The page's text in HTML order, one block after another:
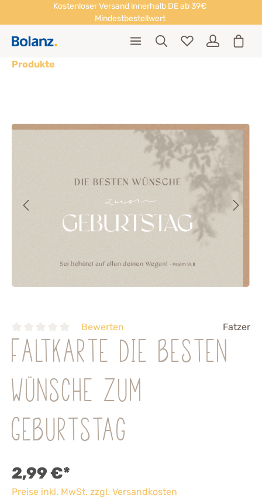
Kostenloser Versand innerhalb DE ab 39€
Mindestbestellwert
Produkte
Bewerten Fatzer
Faltkarte Die besten
Wünsche zum
Geburtstag
2,99 €*
Preise inkl. MwSt. zzgl. Versandkosten